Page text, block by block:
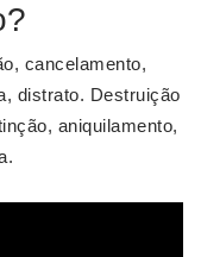
cancelamento,
distrato. Destruição
aniquilamento,